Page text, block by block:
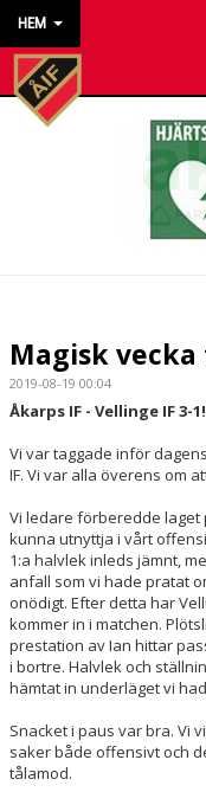
HEM
HEM
KONTAKT ÅKARP IF
OM FÖRENINGEN
DOKUMENT
BESTÄLL VÅRA
Magisk
2019-08-19 00:04
Åkarps IF - Vellinge IF 3-1!
Vi var taggade inför
IF. Vi var alla överens om
Vi ledare förberedde laget
kunna utnyttja i vårt
1:a halvlek inleds jämnt,
anfall som vi hade pratat
onödigt. Efter detta har
kommer in i matchen.
prestation av Ian hittar
i bortre. Halvlek och
hämtat in underläget vi
Snacket i paus var bra. Vi
saker både offensivt och
tålamod.